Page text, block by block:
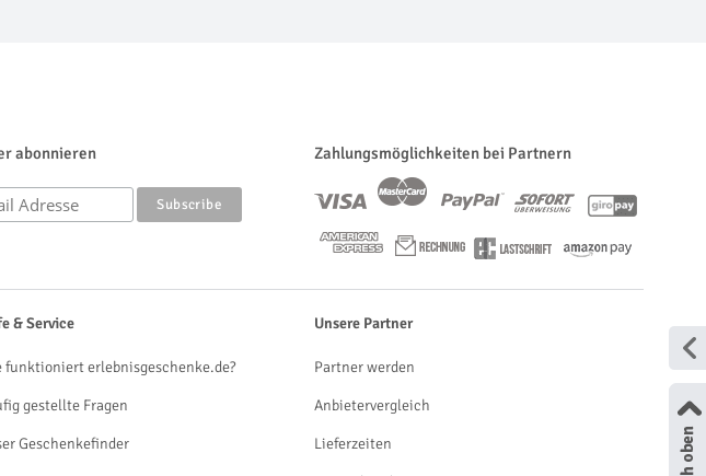
abonnieren Zahlungsmöglichkeiten bei Partnern
& Service
funktioniert erlebnisgeschenke.de?
gestellte Fragen
Geschenkefinder
Unsere Partner
Partner werden
Anbietervergleich
Lieferzeiten